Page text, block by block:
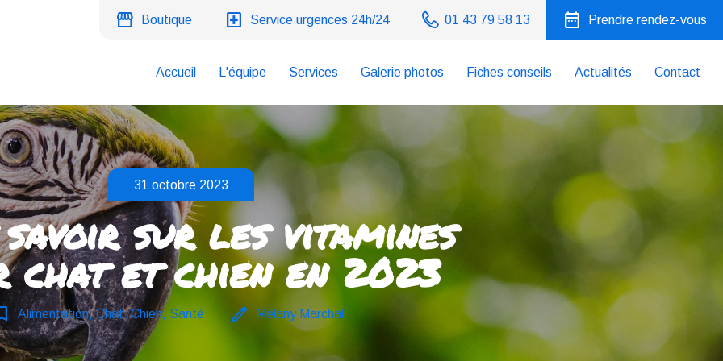
storefront Boutique local_hospital Service urgences 24h/24 01 43 79 58 13 date_range Prendre rendez-vous
Accueil L'équipe Services Galerie photos Fiches conseils Actualités Contact
31 octobre 2023
sur les vitamines
chat et chien en 2023
Alimentation, Chat, Chien, Santé edit Mélany Marchal